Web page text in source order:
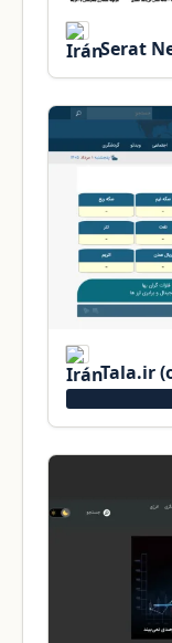
Serat
Tala.ir